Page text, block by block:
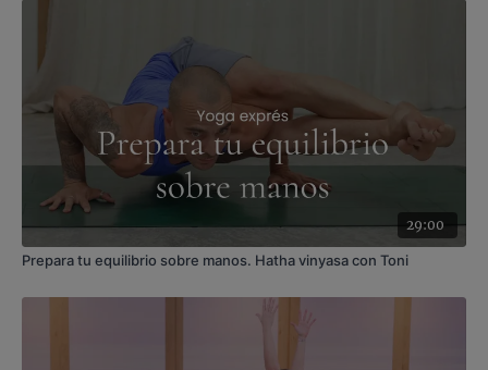
29:00
Prepara tu equilibrio sobre manos. Hatha vinyasa con Toni